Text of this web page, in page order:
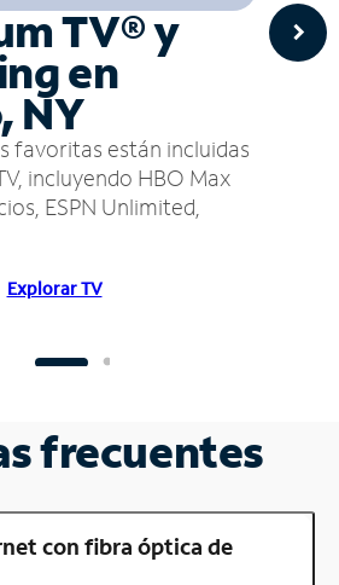
TV® y
en
NY
favoritas están incluidas
incluyendo HBO Max
ESPN Unlimited,
Explorar TV
frecuentes
con fibra óptica de